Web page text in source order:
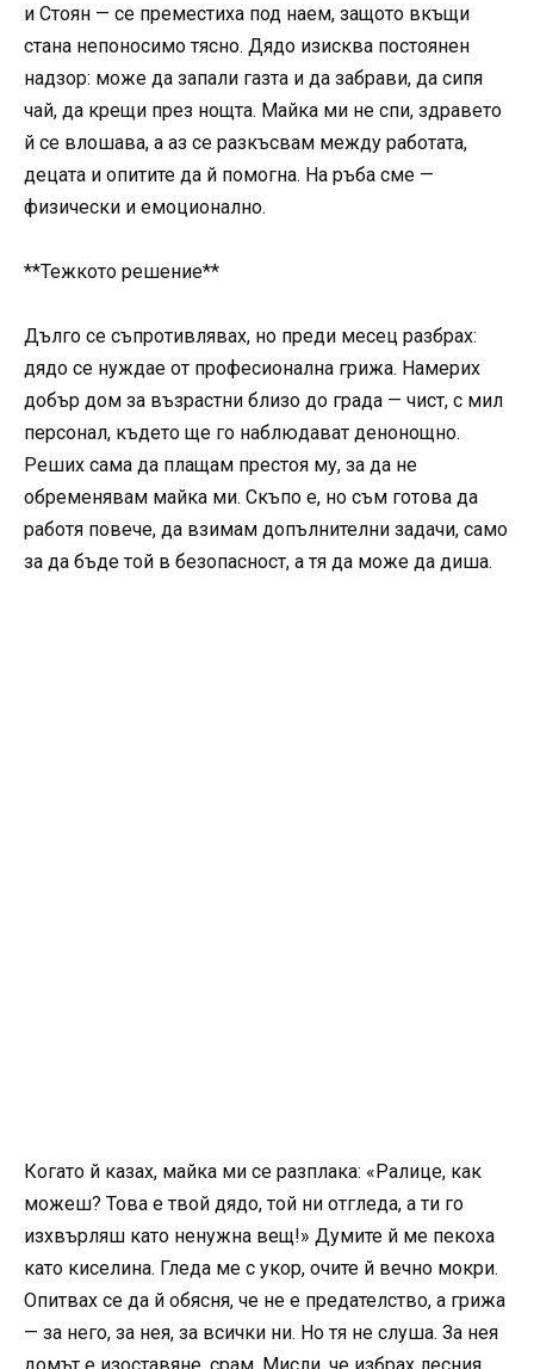
и Стоян — се преместиха под наем, защото вкъщи
стана непоносимо тясно. Дядо изисква постоянен
надзор: може да запали газта и да забрави, да сипя
чай, да крещи през нощта. Майка ми не спи, здравето
й се влошава, а аз се разкъсвам между работата,
децата и опитите да й помогна. На ръба сме —
физически и емоционално.
**Тежкото решение**
Дълго се съпротивлявах, но преди месец разбрах:
дядо се нуждае от професионална грижа. Намерих
добър дом за възрастни близо до града — чист, с мил
персонал, където ще го наблюдават денонощно.
Реших сама да плащам престоя му, за да не
обременявам майка ми. Скъпо е, но съм готова да
работя повече, да взимам допълнителни задачи, само
за да бъде той в безопасност, а тя да може да диша.
Когато й казах, майка ми се разплака: «Ралице, как
можеш? Това е твой дядо, той ни отгледа, а ти го
изхвърляш като ненужна вещ!» Думите й ме пекоха
като киселина. Гледа ме с укор, очите й вечно мокри.
Опитвах се да й обясня, че не е предателство, а грижа
— за него, за нея, за всички ни. Но тя не слуша. За нея
домът е изоставяне, срам. Мисли, че избрах лесния